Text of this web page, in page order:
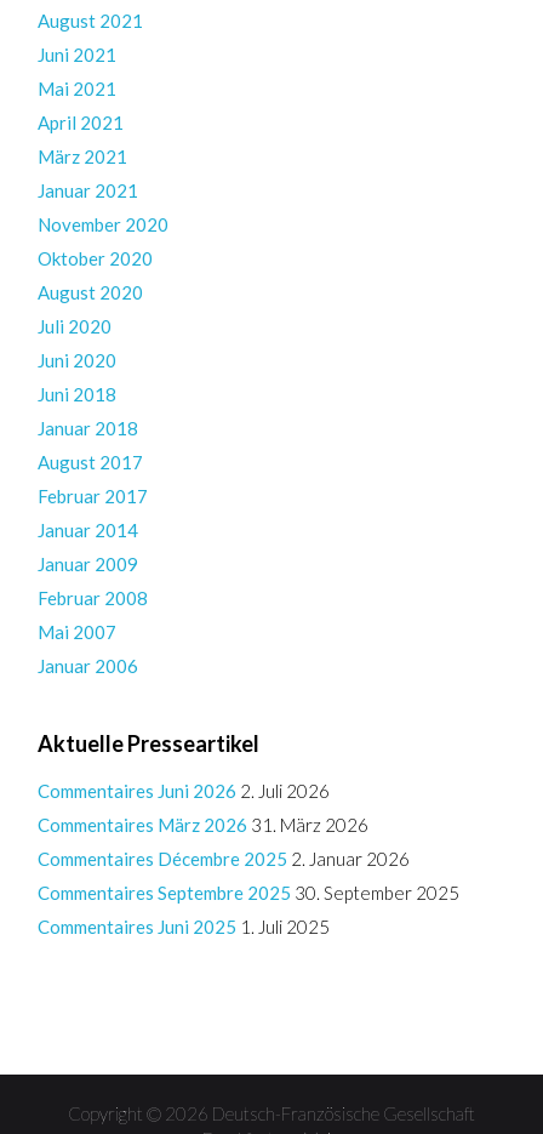
August 2021
Juni 2021
Mai 2021
April 2021
März 2021
Januar 2021
November 2020
Oktober 2020
August 2020
Juli 2020
Juni 2020
Juni 2018
Januar 2018
August 2017
Februar 2017
Januar 2014
Januar 2009
Februar 2008
Mai 2007
Januar 2006
Aktuelle Presseartikel
Commentaires Juni 2026 2. Juli 2026
Commentaires März 2026 31. März 2026
Commentaires Décembre 2025 2. Januar 2026
Commentaires Septembre 2025 30. September 2025
Commentaires Juni 2025 1. Juli 2025
Copyright © 2026 Deutsch-Französische Gesellschaft